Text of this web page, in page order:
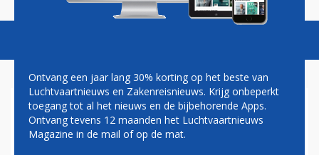
KLM-BOEING VEILIG TERUG
NA TECHNISCH PROBLEEM
Ontvang een jaar lang 30% korting op het beste van
Luchtvaartnieuws en Zakenreisnieuws. Krijg onbeperkt
toegang tot al het nieuws en de bijbehorende Apps.
Ontvang tevens 12 maanden het Luchtvaartnieuws
Magazine in de mail of op de mat.